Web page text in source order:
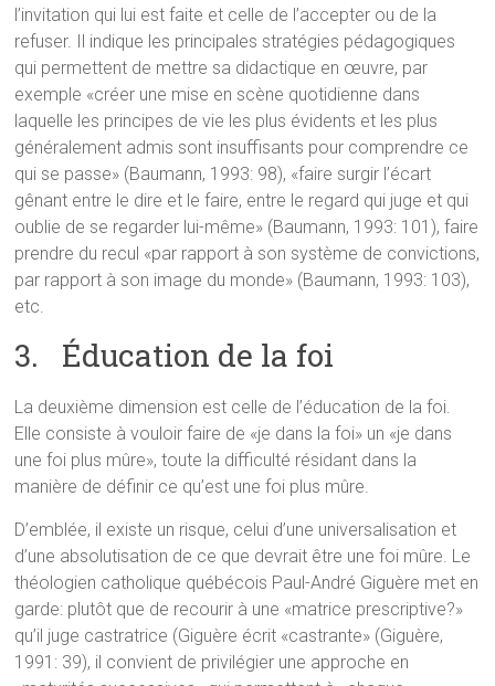
l’invitation qui lui est faite et celle de l’accepter ou de la
refuser. Il indique les principales stratégies pédagogiques
qui permettent de mettre sa didactique en œuvre, par
exemple «créer une mise en scène quotidienne dans
laquelle les principes de vie les plus évidents et les plus
généralement admis sont insuffisants pour comprendre ce
qui se passe» (Baumann, 1993: 98), «faire surgir l’écart
gênant entre le dire et le faire, entre le regard qui juge et qui
oublie de se regarder lui-même» (Baumann, 1993: 101), faire
prendre du recul «par rapport à son système de convictions,
par rapport à son image du monde» (Baumann, 1993: 103),
etc.
3. Éducation de la foi
La deuxième dimension est celle de l’éducation de la foi.
Elle consiste à vouloir faire de «je dans la foi» un «je dans
une foi plus mûre», toute la difficulté résidant dans la
manière de définir ce qu’est une foi plus mûre.
D’emblée, il existe un risque, celui d’une universalisation et
d’une absolutisation de ce que devrait être une foi mûre. Le
théologien catholique québécois Paul-André Giguère met en
garde: plutôt que de recourir à une «matrice prescriptive?»
qu’il juge castratrice (Giguère écrit «castrante» (Giguère,
1991: 39), il convient de privilégier une approche en